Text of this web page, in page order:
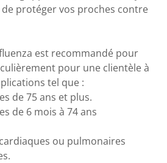
protéger vos proches contre
est recommandé pour
pour une clientèle à
tel que :
de 75 ans et plus.
de 6 mois à 74 ans
ou pulmonaires